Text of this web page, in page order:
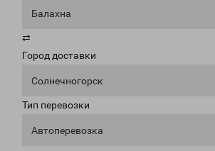
Балахна
⇄
Город доставки
Солнечногорск
Тип перевозки
Автоперевозка